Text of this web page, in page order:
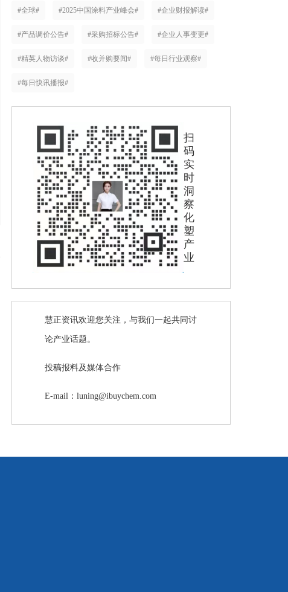
#全球# #2025中国涂料产业峰会# #企业财报解读#
#产品调价公告# #采购招标公告# #企业人事变更#
#精英人物访谈# #收并购要闻# #每日行业观察#
#每日快讯播报#
扫
码
实
时
洞
察
化
塑
产
业
慧正资讯欢迎您关注，与我们一起共同讨
论产业话题。
投稿报料及媒体合作
E-mail：luning@ibuychem.com